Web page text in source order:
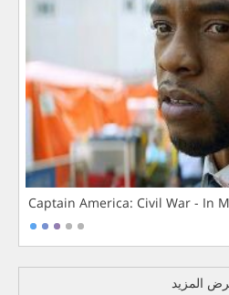
Captain America: Civil War - In
المزيد